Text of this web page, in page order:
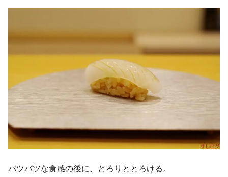
バツバツな食感の後に、とろりととろける。